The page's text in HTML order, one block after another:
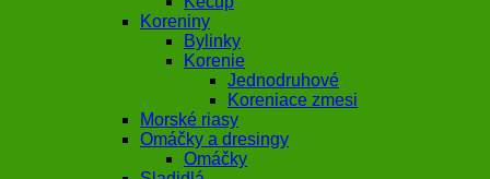
Koreniny
Bylinky
Korenie
Jednodruhové
Koreniace zmesi
Morské riasy
Omáčky a dresingy
Omáčky